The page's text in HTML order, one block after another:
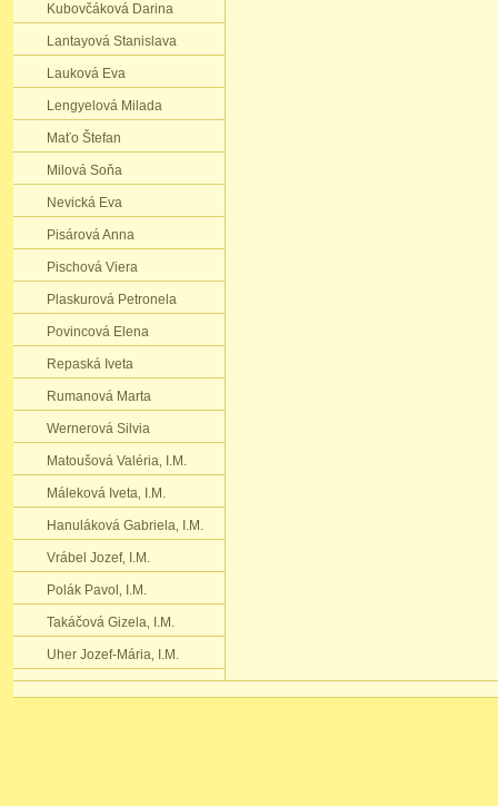
Kubovčáková Darina
Lantayová Stanislava
Lauková Eva
Lengyelová Milada
Maťo Štefan
Milová Soňa
Nevická Eva
Pisárová Anna
Pischová Viera
Plaskurová Petronela
Povincová Elena
Repaská Iveta
Rumanová Marta
Wernerová Silvia
Matoušová Valéria‚ I.M.
Máleková Iveta‚ I.M.
Hanuláková Gabriela‚ I.M.
Vrábel Jozef‚ I.M.
Polák Pavol‚ I.M.
Takáčová Gizela‚ I.M.
Uher Jozef-Mária‚ I.M.